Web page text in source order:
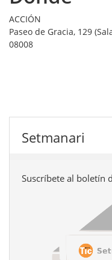
ACCIÓN
Paseo de Gracia, 129
08008
Setmanari
Suscríbete al boletín